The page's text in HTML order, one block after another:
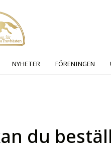
NYHETER FÖRENINGEN
du